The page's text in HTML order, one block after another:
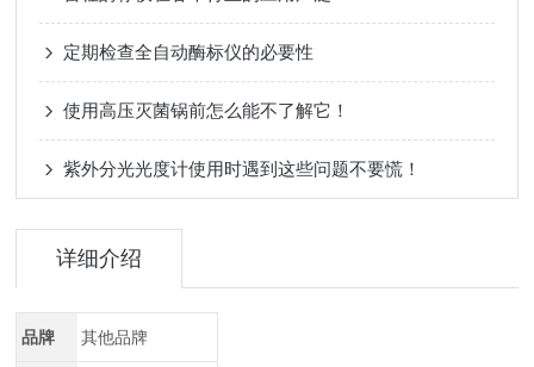
定期检查全自动酶标仪的必要性
使用高压灭菌锅前怎么能不了解它！
紫外分光光度计使用时遇到这些问题不要慌！
详细介绍
品牌 其他品牌